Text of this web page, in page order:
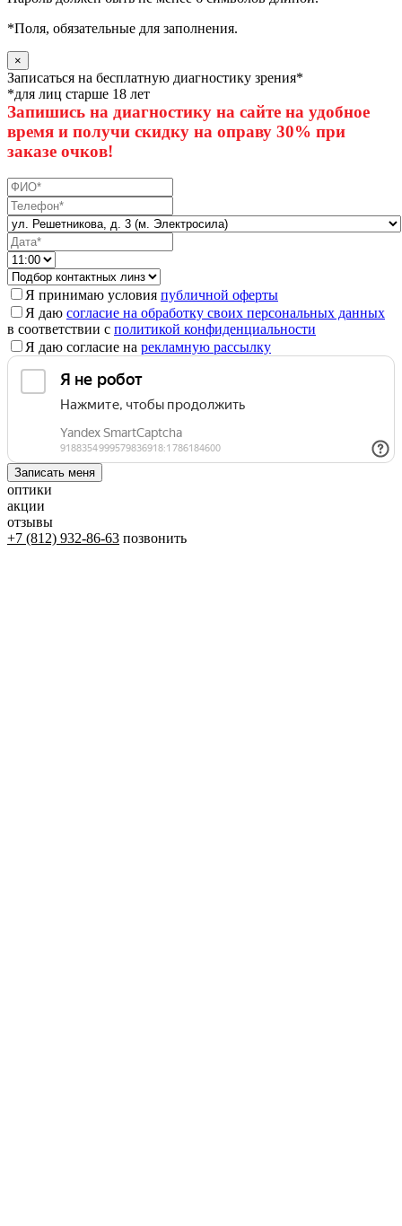
*Поля, обязательные для заполнения.
×
Записаться на бесплатную диагностику зрения*
*для лиц старше 18 лет
Запишись на диагностику на сайте на удобное
время и получи скидку на оправу 30% при
заказе очков!
Я принимаю условия публичной оферты
Я даю согласие на обработку своих персональных данных
в соответствии с политикой конфиденциальности
Я даю согласие на рекламную рассылку
оптики
акции
отзывы
+7 (812) 932-86-63 позвонить